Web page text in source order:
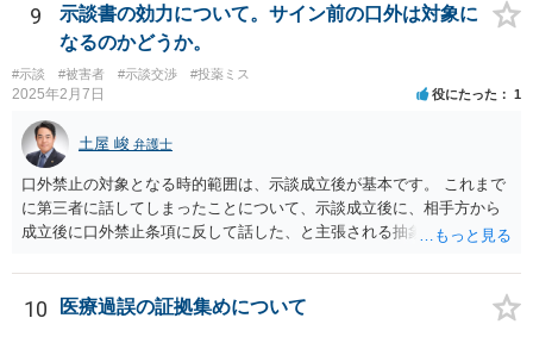
一般的には無料相談で確度の高い回答は得られないと思われます。 現
在の提案額で不満という場合、一般的には弁護士に依頼をして訴訟と
いう手続きをとったほうが、時間と手間はかかりますが、賠償額は多
くなる傾向にありますので、お近くの弁護士に依頼をするとよいと思
われます。
9
示談書の効力について。サイン前の口外は対象に
なるのかどうか。
#示談 #被害者 #示談交渉 #投薬ミス
2025年2月7日 役にたった 1
土屋 峻 弁護士
口外禁止の対象となる時的範囲は、示談成立後が基本です。 これまで
に第三者に話してしまったことについて、示談成立後に、相手方から
成立後に口外禁止条項に反して話した、と主張される抽象的な可能性
10 医療過誤の証拠集めについて